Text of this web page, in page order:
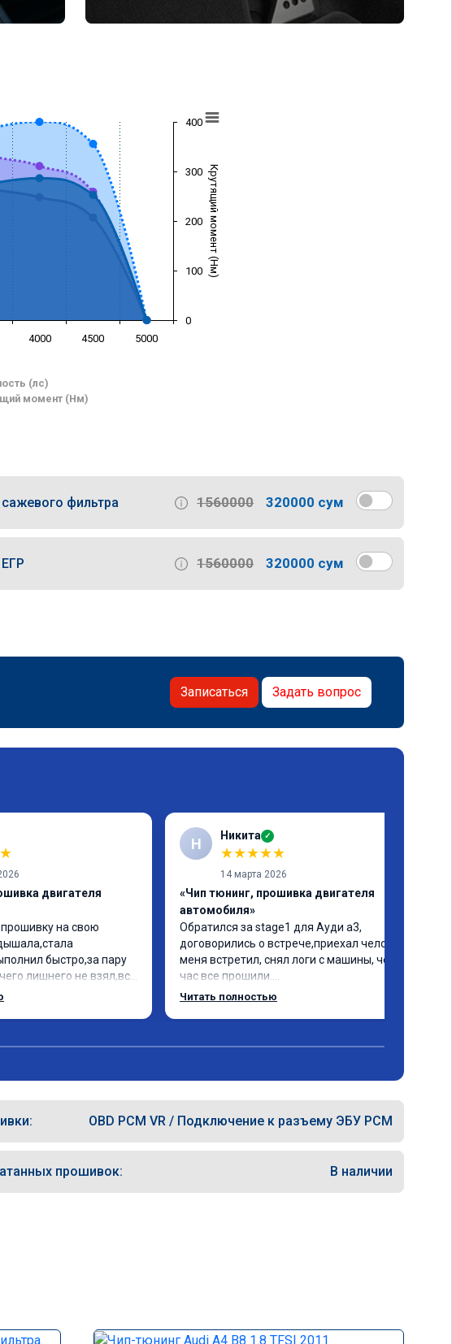
Крутящий момент (Нм)
(лс)
момент (Нм)
4000 4500 5000
0
100
200
300
400
фильтра 1560000 320000 сум
1560000 320000 сум
Записаться Задать вопрос
★
двигателя
на свою
быстро,за пару
лишнего не взял,всё
заранее.После
Н Никита ✓
★★★★★
14 марта 2026
«Чип тюнинг, прошивка двигателя
автомобиля»
Обратился за stage1 для Ауди а3,
договорились о встрече,приехал человек
меня встретил, снял логи с машины, через
час все прошили.
Арман спасибо тебе огромное, машинка
Читать полностью
OBD PCM VR / Подключение к разъему ЭБУ PCM
прошивок: В наличии